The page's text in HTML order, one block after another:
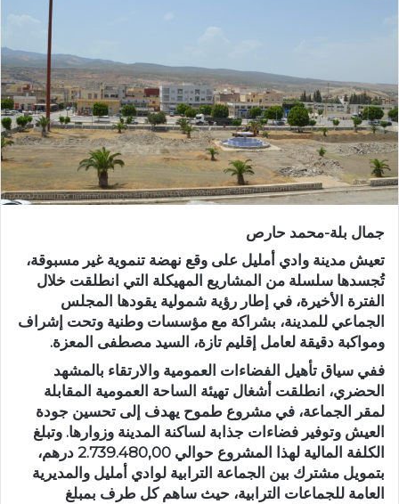
د
ا
إ
ل
ك
ت
و
ن
ي
ا
جمال بلة-محمد حارص
تعيش مدينة وادي أمليل على وقع نهضة تنموية غير مسبوقة،
تُجسدها سلسلة من المشاريع المهيكلة التي انطلقت خلال
الفترة الأخيرة، في إطار رؤية شمولية يقودها المجلس
الجماعي للمدينة، بشراكة مع مؤسسات وطنية وتحت إشراف
ومواكبة دقيقة لعامل إقليم تازة، السيد مصطفى المعزة.
ففي سياق تأهيل الفضاءات العمومية والارتقاء بالمشهد
الحضري، انطلقت أشغال تهيئة الساحة العمومية المقابلة
لمقر الجماعة، في مشروع طموح يهدف إلى تحسين جودة
العيش وتوفير فضاءات جذابة لساكنة المدينة وزوارها. وتبلغ
الكلفة المالية لهذا المشروع حوالي 2.739.480,00 درهم،
بتمويل مشترك بين الجماعة الترابية لوادي أمليل والمديرية
العامة للجماعات الترابية، حيث ساهم كل طرف بمبلغ